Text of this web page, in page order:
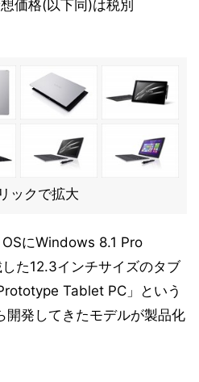
価格(以下同)は税別
ックで拡大
OSにWindows 8.1 Pro
た12.3インチサイズのタブ
Tablet PC」という
発してきたモデルが製品化